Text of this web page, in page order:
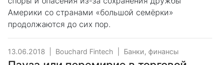
Америки со странами «большой семёрки»
продолжаются до сих пор.
13.06.2018 Bouchard Fintech Банки, финансы